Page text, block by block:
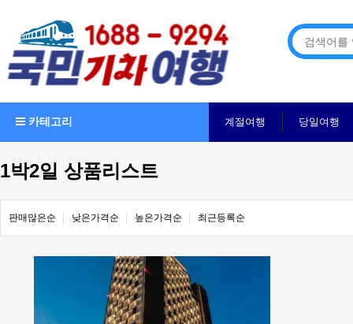
카테고리 계절여행 당일여행
1박2일 상품리스트
판매많은순 낮은가격순 높은가격순 최근등록순